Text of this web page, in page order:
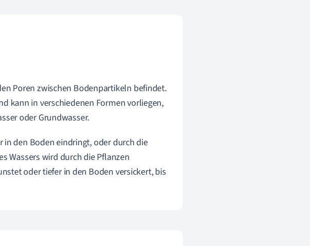
Poren zwischen Bodenpartikeln befindet.
kann in verschiedenen Formen vorliegen,
oder Grundwasser.
den Boden eindringt, oder durch die
Wassers wird durch die Pflanzen
oder tiefer in den Boden versickert, bis